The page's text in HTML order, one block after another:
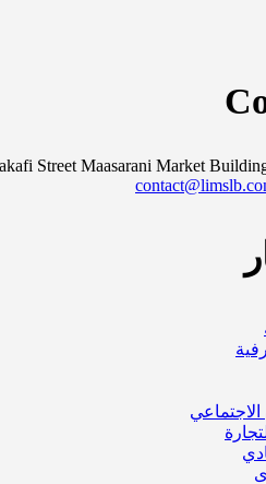
Street Maasarani Market